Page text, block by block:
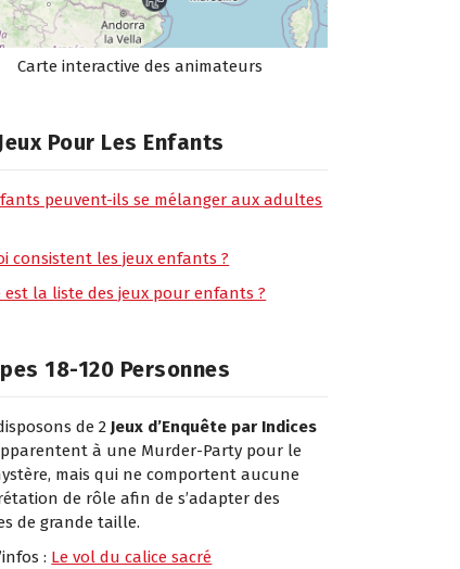
Carte interactive des animateurs
Pour Les Enfants
peuvent-ils se mélanger aux adultes
consistent les jeux enfants ?
est la liste des jeux pour enfants ?
18-120 Personnes
de 2Jeux d’Enquête par Indices
à une Murder-Party pour le
mais qui ne comportent aucune
de rôle afin de s’adapter des
de grande taille.
: Le vol du calice sacré